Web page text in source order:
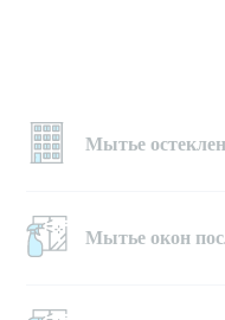
Мытье
Мытье окон